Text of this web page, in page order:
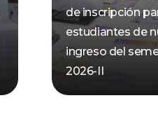
de inscripción
estudiantes de
ingreso del
2026-II